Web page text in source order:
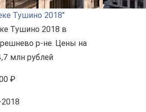
Тушино 2018"
Тушино 2018 в
р-не. Цены на
млн рублей
₽